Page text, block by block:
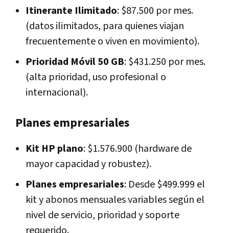
Itinerante Ilimitado: $87.500 por mes.
(datos ilimitados, para quienes viajan
frecuentemente o viven en movimiento).
Prioridad Móvil 50 GB: $431.250 por mes.
(alta prioridad, uso profesional o
internacional).
Planes empresariales
Kit HP plano: $1.576.900 (hardware de
mayor capacidad y robustez).
Planes empresariales: Desde $499.999 el
kit y abonos mensuales variables según el
nivel de servicio, prioridad y soporte